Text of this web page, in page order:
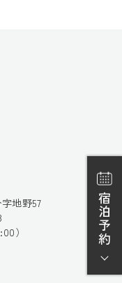
地野57
）
宿泊予約